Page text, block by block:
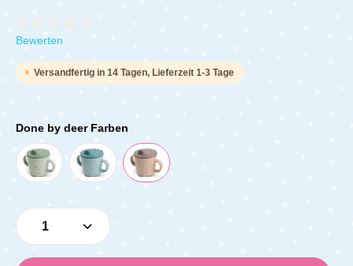
Durchschnittliche Bewertung von 0 von 5 Sternen
Bewerten
Versandfertig in 14 Tagen, Lieferzeit 1-3 Tage
Done by deer Farben
Produkt Anzahl: Gib den gewünschten